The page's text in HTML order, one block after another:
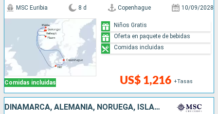
Comidas incluidas
MSC Euribia 8 d Copenhague 10/09/2028
US$ 1,216 +Tasas
Niños Gratis
Oferta en paquete de bebidas
Comidas incluidas
DINAMARCA, ALEMANIA, NORUEGA, ISLAS MALVINAS